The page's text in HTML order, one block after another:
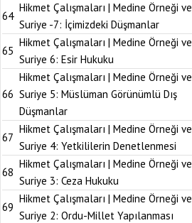
64
Hikmet Çalışmaları | Medine Örneği ve
Suriye -7: İçimizdeki Düşmanlar
65
Hikmet Çalışmaları | Medine Örneği ve
Suriye 6: Esir Hukuku
66
Hikmet Çalışmaları | Medine Örneği ve
Suriye 5: Müslüman Görünümlü Dış
Düşmanlar
67
Hikmet Çalışmaları | Medine Örneği ve
Suriye 4: Yetkililerin Denetlenmesi
68
Hikmet Çalışmaları | Medine Örneği ve
Suriye 3: Ceza Hukuku
69
Hikmet Çalışmaları | Medine Örneği ve
Suriye 2: Ordu-Millet Yapılanması